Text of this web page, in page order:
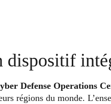
dispositif
Defense Operations
régions du monde.